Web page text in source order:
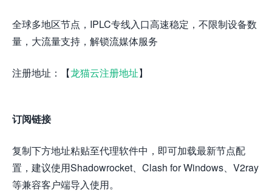
全球多地区节点，IPLC专线入口高速稳定，不限制设备数
量，大流量支持，解锁流媒体服务
注册地址：【龙猫云注册地址】
订阅链接
复制下方地址粘贴至代理软件中，即可加载最新节点配
置，建议使用Shadowrocket、Clash for Windows、V2ray
等兼容客户端导入使用。